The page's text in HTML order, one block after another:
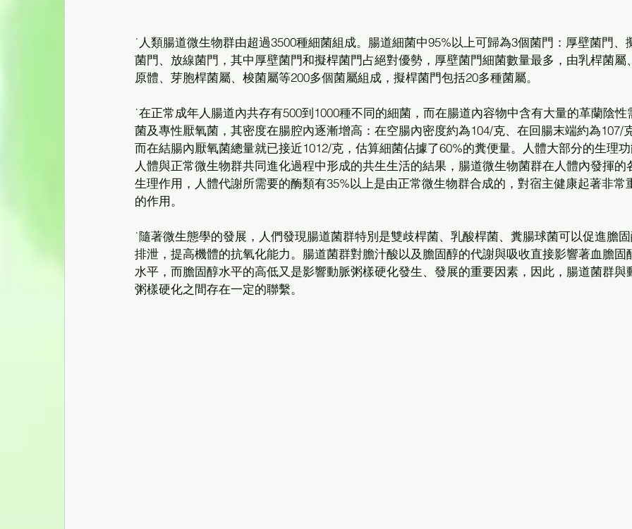
˙人類腸道微生物群由超過3500種細菌組成。腸道細菌中95%以上可歸為3個菌門：厚壁菌門、
菌門、放線菌門，其中厚壁菌門和擬桿菌門占絕對優勢，厚壁菌門細菌數量最多，由乳桿菌屬
原體、芽胞桿菌屬、梭菌屬等200多個菌屬組成，擬桿菌門包括20多種菌屬。
˙在正常成年人腸道內共存有500到1000種不同的細菌，而在腸道內容物中含有大量的革蘭陰性
菌及專性厭氧菌，其密度在腸腔內逐漸增高：在空腸內密度約為104/克、在回腸末端約為107/
而在結腸內厭氧菌總量就已接近1012/克，估算細菌佔據了60%的糞便量。人體大部分的生理
人體與正常微生物群共同進化過程中形成的共生生活的結果，腸道微生物菌群在人體內發揮的
生理作用，人體代謝所需要的酶類有35%以上是由正常微生物群合成的，對宿主健康起著非常
的作用。
˙隨著微生態學的發展，人們發現腸道菌群特別是雙歧桿菌、乳酸桿菌、糞腸球菌可以促進膽
排泄，提高機體的抗氧化能力。腸道菌群對膽汁酸以及膽固醇的代謝與吸收直接影響著血膽固
水平，而膽固醇水平的高低又是影響動脈粥樣硬化發生、發展的重要因素，因此，腸道菌群與
粥樣硬化之間存在一定的聯繫。